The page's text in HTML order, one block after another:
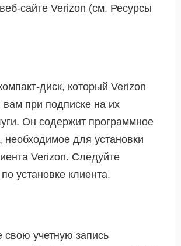
сайте Verizon (см. Ресурсы
диск, который Verizon
вам при подписке на их
Он содержит программное
необходимое для установки
Verizon. Следуйте
установке клиента.
свою учетную запись